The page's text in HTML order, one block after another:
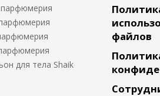
для тела Shaik
файлов